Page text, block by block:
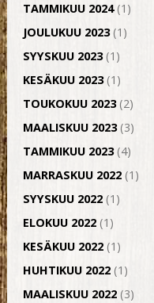
TAMMIKUU 2024(1)
JOULUKUU 2023(1)
SYYSKUU 2023(1)
KESÄKUU 2023(1)
TOUKOKUU 2023(2)
MAALISKUU 2023(3)
TAMMIKUU 2023(4)
MARRASKUU 2022 (1)
SYYSKUU 2022 (1)
ELOKUU 2022 (1)
KESÄKUU 2022 (1)
HUHTIKUU 2022 (1)
MAALISKUU 2022 (3)